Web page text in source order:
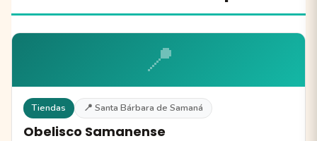
📍
Tiendas 📍 Santa Bárbara de Samaná
Obelisco Samanense